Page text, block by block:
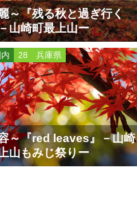
～『残る秋と過ぎ行く
山崎町最上山ー
28 兵庫県
～『red leaves』－山崎
山もみじ祭りー